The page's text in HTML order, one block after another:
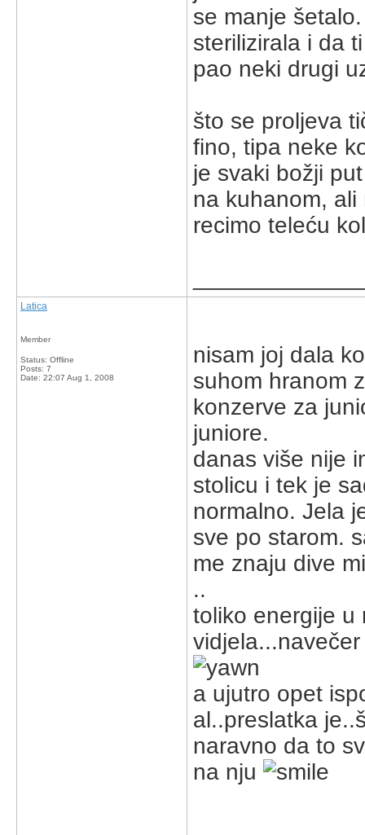
se manje
sterilizirala i da
pao neki drugi
što se proljeva
fino, tipa neke
je svaki božji
na kuhanom,
recimo teleću
Latica
Member
Status: Offline
Posts: 7
Date: 22:07 Aug 1, 2008
nisam joj dala
suhom hranom
konzerve za
juniore.
danas više nije
stolicu i tek je
normalno. Jela
sve po starom.
me znaju dive
..
toliko energije u
a ujutro opet
al..preslatka
naravno da to
na nju